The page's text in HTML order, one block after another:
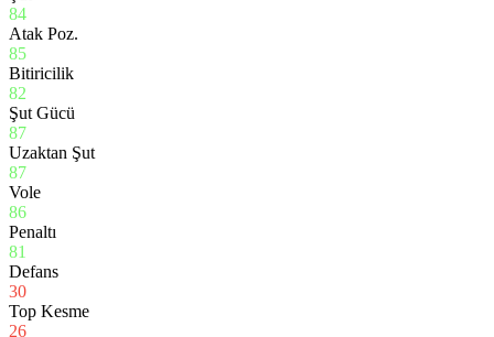
84
Atak Poz.
85
Bitiricilik
82
Şut Gücü
87
Uzaktan Şut
87
Vole
86
Penaltı
81
Defans
30
Top Kesme
26